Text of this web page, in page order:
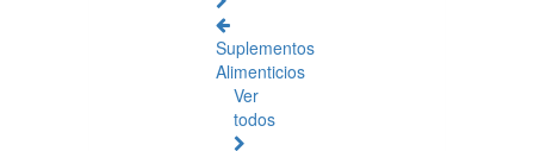
Suplementos
Alimenticios
Ver
todos